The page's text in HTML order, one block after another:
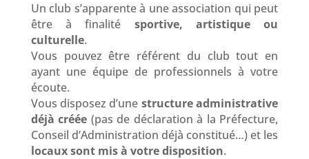
Un club s’apparente à une association qui peut
être à finalité sportive, artistique ou
culturelle.
Vous pouvez être référent du club tout en
ayant une équipe de professionnels à votre
écoute.
Vous disposez d’une structure administrative
déjà créée (pas de déclaration à la Préfecture,
Conseil d’Administration déjà constitué…) et les
locaux sont mis à votre disposition.